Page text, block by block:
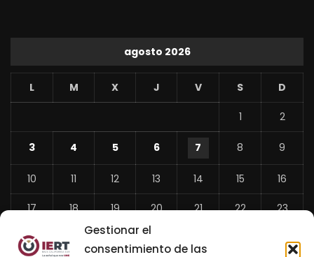
Gestionar el
consentimiento de las
agosto 2026
L M X J V S D
1 2
3 4 5 6 7 8 9
10 11 12 13 14 15 16
17 18 19 20 21 22 23
24 26 27